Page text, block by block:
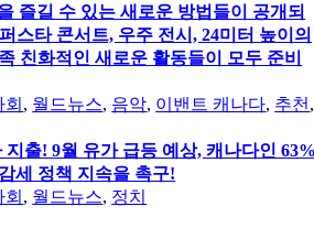
즐길 수 있는 새로운 방법들이 공개되
스타 콘서트, 우주 전시, 24미터 높이의
친화적인 새로운 활동들이 모두 준비
회 , 월드뉴스, 음악, 이밴트 캐나다, 추천 ,
지출! 9월 유가 급등 예상, 캐나다인
세 정책 지속을 촉구!
회 , 월드뉴스, 정치